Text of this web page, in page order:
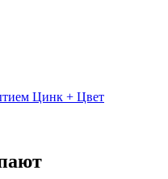
Цинк + Цвет